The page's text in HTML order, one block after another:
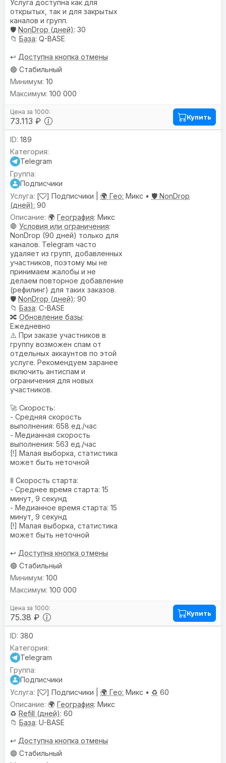
Услуга доступна как для
открытых, так и для закрытых
каналов и групп.
🛡️ NonDrop (дней): 30
📁 База: Q-BASE
↩️ Доступна кнопка отмены
🟢 Стабильный
73.113 ₽
10
100 000
Купить
189
Telegram
Подписчики
[
] Подписчики | 🌍 Гео: Микс • 🛡️ NonDrop
(дней): 90
🌍 География: Микс
🛑 Условия или ограничения:
NonDrop (90 дней) только для
каналов. Telegram часто
удаляет из групп, добавленных
участников, поэтому мы не
принимаем жалобы и не
делаем повторное добавление
(рефилинг) для таких заказов.
🛡️ NonDrop (дней): 90
📁 База: C-BASE
🔀 Обновление базы:
Ежедневно
⚠️ При заказе участников в
группу возможен спам от
отдельных аккаунтов по этой
услуге. Рекомендуем заранее
включить антиспам и
ограничения для новых
участников.
🚀 Скорость:
- Средняя скорость
выполнения: 658 ед./час
- Медианная скорость
выполнения: 563 ед./час
[!] Малая выборка, статистика
может быть неточной
🚦 Скорость старта:
- Среднее время старта: 15
минут, 9 секунд
- Медианное время старта: 15
минут, 9 секунд
[!] Малая выборка, статистика
может быть неточной
↩️ Доступна кнопка отмены
🟢 Стабильный
75.38 ₽
100
100 000
Купить
380
Telegram
Подписчики
[
] Подписчики | 🌍 Гео: Микс • ♻️ 60
🌍 География: Микс
♻️ Refill (дней): 60
📁 База: U-BASE
↩️ Доступна кнопка отмены
🟢 Стабильный